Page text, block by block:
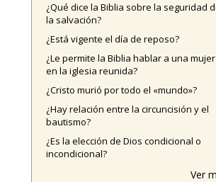
¿Qué dice la Biblia sobre la seguridad
la salvación?
¿Está vigente el día de reposo?
¿Le permite la Biblia hablar a una mujer
en la iglesia reunida?
¿Cristo murió por todo el «mundo»?
¿Hay relación entre la circuncisión y el
bautismo?
¿Es la elección de Dios condicional o
incondicional?
Ver